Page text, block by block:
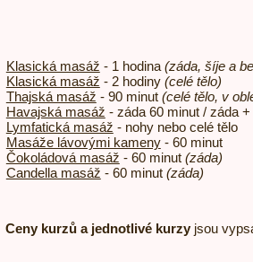
Klasická masáž - 1 hodina (záda, šíje a
Klasická masáž - 2 hodiny (celé tělo)
Thajská masáž - 90 minut (celé tělo, v
Havajská masáž - záda 60 minut / záda
Lymfatická masáž - nohy nebo celé tělo
Masáže lávovými kameny- 60 minut
Čokoládová masáž - 60 minut (záda)
Candella masáž - 60 minut (záda)
Ceny kurzů a jednotlivé kurzyjsou